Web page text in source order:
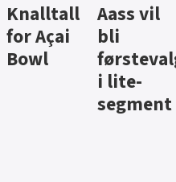
Brus og
jus fra
Berentsen
Hard
iste fra
Hansa